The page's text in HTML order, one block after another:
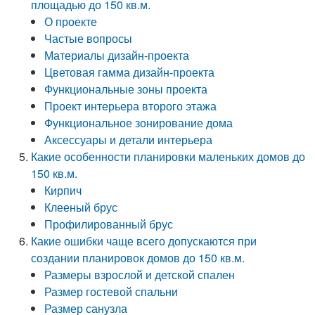
площадью до 150 кв.м.
О проекте
Частые вопросы
Материалы дизайн-проекта
Цветовая гамма дизайн-проекта
Функциональные зоны проекта
Проект интерьера второго этажа
Функциональное зонирование дома
Аксессуары и детали интерьера
Какие особенности планировки маленьких домов до
150 кв.м.
Кирпич
Клееный брус
Профилированный брус
Какие ошибки чаще всего допускаются при
создании планировок домов до 150 кв.м.
Размеры взрослой и детской спален
Размер гостевой спальни
Размер санузла